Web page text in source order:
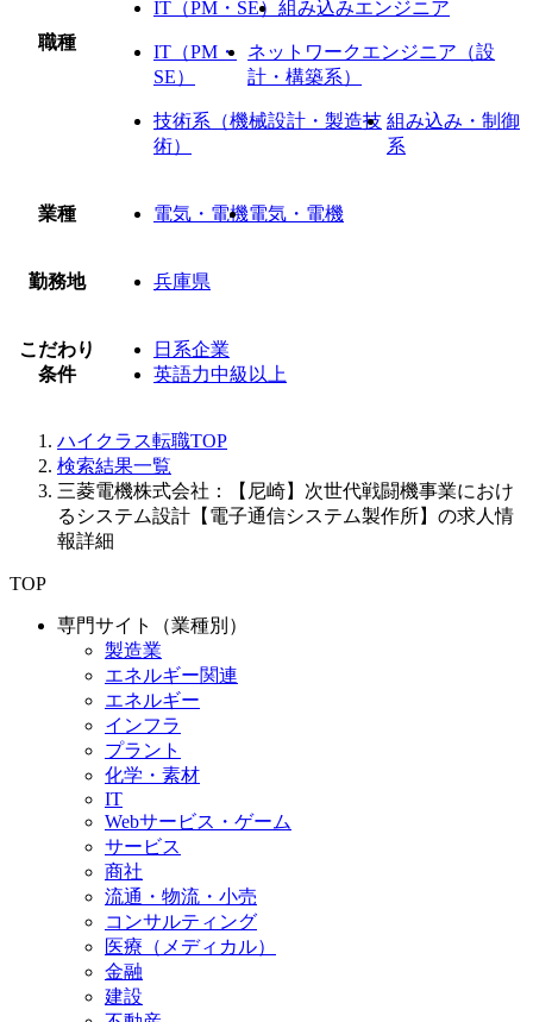
職種
IT（PM・SE） 組み込みエンジニア
IT（PM・
SE）
ネットワークエンジニア（設
計・構築系）
技術系（機械設計・製造技
術）
組み込み・制御
系
業種 電気・電機電気・電機
勤務地 兵庫県
こだわり
条件
日系企業
英語力中級以上
ハイクラス転職TOP
検索結果一覧
三菱電機株式会社：【尼崎】次世代戦闘機事業におけ
るシステム設計【電子通信システム製作所】の求人情
報詳細
TOP
専門サイト（業種別）
製造業
エネルギー関連
エネルギー
インフラ
プラント
化学・素材
IT
Webサービス・ゲーム
サービス
商社
流通・物流・小売
コンサルティング
医療（メディカル）
金融
建設